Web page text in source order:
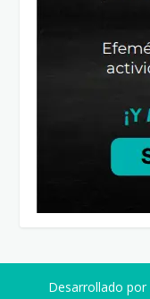
Desarrollado por